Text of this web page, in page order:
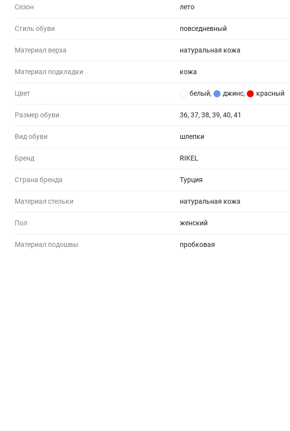
Сезон лето
Стиль обуви повседневный
Материал верха натуральная кожа
Материал подкладки кожа
Цвет белый, джинс, красный
Размер обуви 36, 37, 38, 39, 40, 41
Вид обуви шлепки
Бренд RIKEL
Страна бренда Турция
Материал стельки натуральная кожа
Пол женский
Материал подошвы пробковая